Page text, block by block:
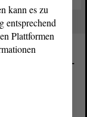
von Sachsen-
kann es zu
entsprechend
Plattformen